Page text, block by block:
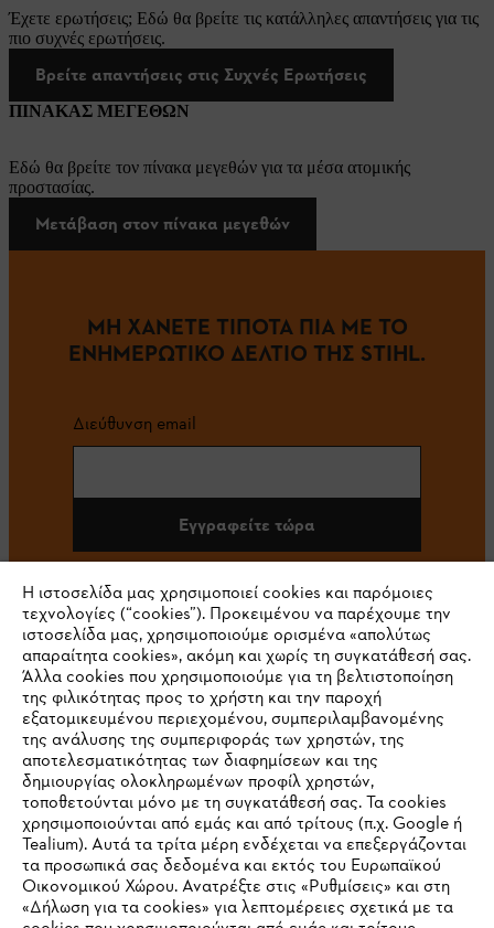
Έχετε ερωτήσεις; Εδώ θα βρείτε τις κατάλληλες απαντήσεις για τις
πιο συχνές ερωτήσεις.
Βρείτε απαντήσεις στις Συχνές Ερωτήσεις
ΠΙΝΑΚΑΣ ΜΕΓΕΘΩΝ
Εδώ θα βρείτε τον πίνακα μεγεθών για τα μέσα ατομικής
προστασίας.
Μετάβαση στον πίνακα μεγεθών
ΜΗ ΧΑΝΕΤΕ ΤΙΠΟΤΑ ΠΙΑ ΜΕ ΤΟ
ΕΝΗΜΕΡΩΤΙΚΟ ΔΕΛΤΙΟ ΤΗΣ STIHL.
Διεύθυνση email
Εγγραφείτε τώρα
#STIHL
Εταιρεία
STIHL Συχνές ερωτήσεις
Η ιστοσελίδα μας χρησιμοποιεί cookies και παρόμοιες
τεχνολογίες (“cookies”). Προκειμένου να παρέχουμε την
ιστοσελίδα μας, χρησιμοποιούμε ορισμένα «απολύτως
απαραίτητα cookies», ακόμη και χωρίς τη συγκατάθεσή σας.
Άλλα cookies που χρησιμοποιούμε για τη βελτιστοποίηση
της φιλικότητας προς το χρήστη και την παροχή
εξατομικευμένου περιεχομένου, συμπεριλαμβανομένης
της ανάλυσης της συμπεριφοράς των χρηστών, της
αποτελεσματικότητας των διαφημίσεων και της
δημιουργίας ολοκληρωμένων προφίλ χρηστών,
τοποθετούνται μόνο με τη συγκατάθεσή σας. Τα cookies
χρησιμοποιούνται από εμάς και από τρίτους (π.χ. Google ή
Tealium). Αυτά τα τρίτα μέρη ενδέχεται να επεξεργάζονται
τα προσωπικά σας δεδομένα και εκτός του Ευρωπαϊκού
Οικονομικού Χώρου. Ανατρέξτε στις «Ρυθμίσεις» και στη
«Δήλωση για τα cookies» για λεπτομέρειες σχετικά με τα